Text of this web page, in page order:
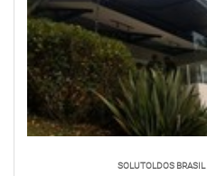
SOLUTOLDOS BRASIL